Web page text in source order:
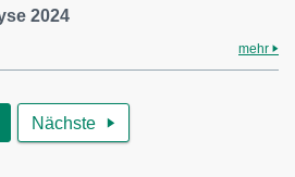
2024
mehr
Nächste 